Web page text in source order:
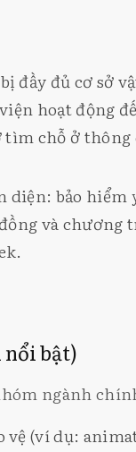
đầy đủ cơ sở
hoạt động
chỗ ở
diện: bảo hiểm
và chương
bật)
ngành
vệ (ví dụ: